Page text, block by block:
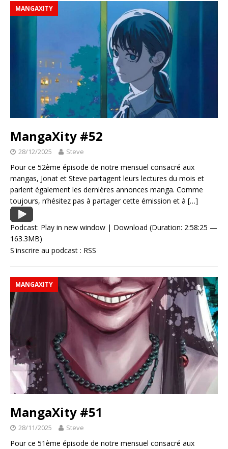
MANGAXITY
MangaXity #52
28/12/2025 Steve
Pour ce 52ème épisode de notre mensuel consacré aux
mangas, Jonat et Steve partagent leurs lectures du mois et
parlent également les dernières annonces manga. Comme
toujours, n’hésitez pas à partager cette émission et à […]
Podcast: Play in new window | Download (Duration: 2:58:25 —
163.3MB)
S'inscrire au podcast : RSS
MANGAXITY
MangaXity #51
28/11/2025 Steve
Pour ce 51ème épisode de notre mensuel consacré aux